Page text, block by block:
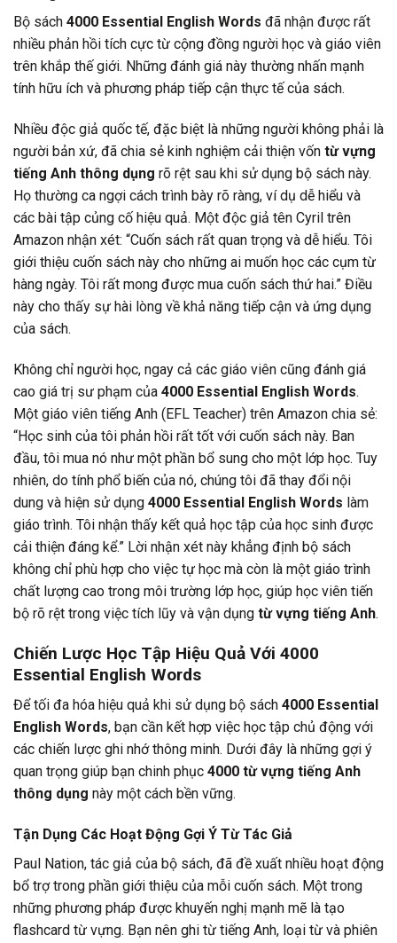
Bộ sách 4000 Essential English Words đã nhận được rất
nhiều phản hồi tích cực từ cộng đồng người học và giáo viên
trên khắp thế giới. Những đánh giá này thường nhấn mạnh
tính hữu ích và phương pháp tiếp cận thực tế của sách.
Nhiều độc giả quốc tế, đặc biệt là những người không phải là
người bản xứ, đã chia sẻ kinh nghiệm cải thiện vốn từ vựng
tiếng Anh thông dụng rõ rệt sau khi sử dụng bộ sách này.
Họ thường ca ngợi cách trình bày rõ ràng, ví dụ dễ hiểu và
các bài tập củng cố hiệu quả. Một độc giả tên Cyril trên
Amazon nhận xét: “Cuốn sách rất quan trọng và dễ hiểu. Tôi
giới thiệu cuốn sách này cho những ai muốn học các cụm từ
hàng ngày. Tôi rất mong được mua cuốn sách thứ hai.” Điều
này cho thấy sự hài lòng về khả năng tiếp cận và ứng dụng
của sách.
Không chỉ người học, ngay cả các giáo viên cũng đánh giá
cao giá trị sư phạm của 4000 Essential English Words.
Một giáo viên tiếng Anh (EFL Teacher) trên Amazon chia sẻ:
“Học sinh của tôi phản hồi rất tốt với cuốn sách này. Ban
đầu, tôi mua nó như một phần bổ sung cho một lớp học. Tuy
nhiên, do tính phổ biến của nó, chúng tôi đã thay đổi nội
dung và hiện sử dụng 4000 Essential English Words làm
giáo trình. Tôi nhận thấy kết quả học tập của học sinh được
cải thiện đáng kể.” Lời nhận xét này khẳng định bộ sách
không chỉ phù hợp cho việc tự học mà còn là một giáo trình
chất lượng cao trong môi trường lớp học, giúp học viên tiến
bộ rõ rệt trong việc tích lũy và vận dụng từ vựng tiếng Anh.
Chiến Lược Học Tập Hiệu Quả Với 4000
Essential English Words
Để tối đa hóa hiệu quả khi sử dụng bộ sách 4000 Essential
English Words, bạn cần kết hợp việc học tập chủ động với
các chiến lược ghi nhớ thông minh. Dưới đây là những gợi ý
quan trọng giúp bạn chinh phục 4000 từ vựng tiếng Anh
thông dụng này một cách bền vững.
Tận Dụng Các Hoạt Động Gợi Ý Từ Tác Giả
Paul Nation, tác giả của bộ sách, đã đề xuất nhiều hoạt động
bổ trợ trong phần giới thiệu của mỗi cuốn sách. Một trong
những phương pháp được khuyến nghị mạnh mẽ là tạo
flashcard từ vựng. Bạn nên ghi từ tiếng Anh, loại từ và phiên